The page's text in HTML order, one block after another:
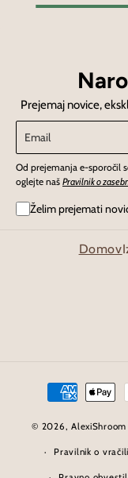
Prejemaj novice,
Od prejemanja e-sporočil
oglejte naš Pravilnik o
Želim prejemati
Domov
Načini
plačila
© 2026,AlexiShroom
Pravilnik o